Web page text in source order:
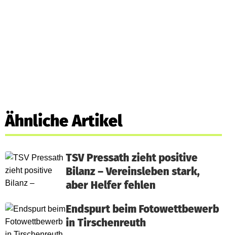
Ähnliche Artikel
TSV Pressath zieht positive
Bilanz – Vereinsleben stark,
aber Helfer fehlen
Endspurt beim Fotowettbewerb
in Tirschenreuth